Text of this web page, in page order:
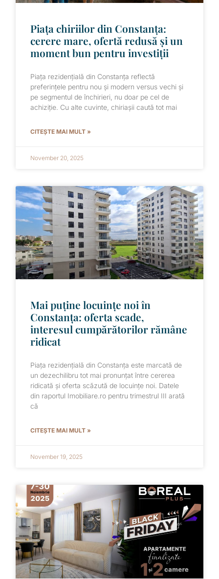
Piața chiriilor din Constanța:
cerere mare, ofertă redusă și un
moment bun pentru investiții
Piața rezidențială din Constanța reflectă
preferințele pentru nou și modern versus vechi și
pe segmentul de închirieri, nu doar pe cel de
achiziție. Cu alte cuvinte, chiriașii caută tot mai
CITEȘTE MAI MULT »
November 20, 2025
Mai puține locuințe noi în
Constanța: oferta scade,
interesul cumpărătorilor rămâne
ridicat
Piața rezidențială din Constanța este marcată de
un dezechilibru tot mai pronunțat între cererea
ridicată și oferta scăzută de locuințe noi. Datele
din raportul Imobiliare.ro pentru trimestrul III arată
că
CITEȘTE MAI MULT »
November 19, 2025